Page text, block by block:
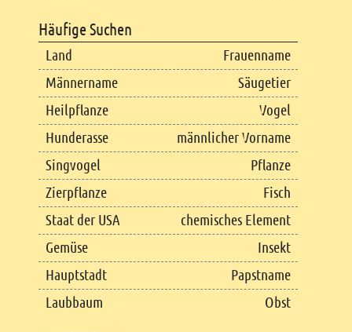
Häufige Suchen
Land
Frauenname
Männername
Säugetier
Heilpflanze
Vogel
Hunderasse
männlicher Vorname
Singvogel
Pflanze
Zierpflanze
Fisch
Staat der USA
chemisches Element
Gemüse
Insekt
Hauptstadt
Papstname
Laubbaum
Obst